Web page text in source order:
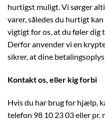
hurtigst muligt. Vi sørger
varer, således du hurtigt
vigtigt for os, at du føler dig
Derfor anvender vi en
sikrer, at dine
Kontakt os, eller kig forbi
Hvis du har brug for hjælp,
telefon 98 10 23 03 eller pr.